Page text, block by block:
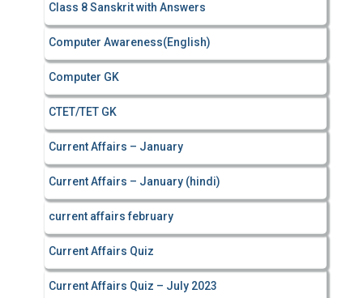
Class 8 Sanskrit with Answers
Computer Awareness(English)
Computer GK
CTET/TET GK
Current Affairs – January
Current Affairs – January (hindi)
current affairs february
Current Affairs Quiz
Current Affairs Quiz – July 2023